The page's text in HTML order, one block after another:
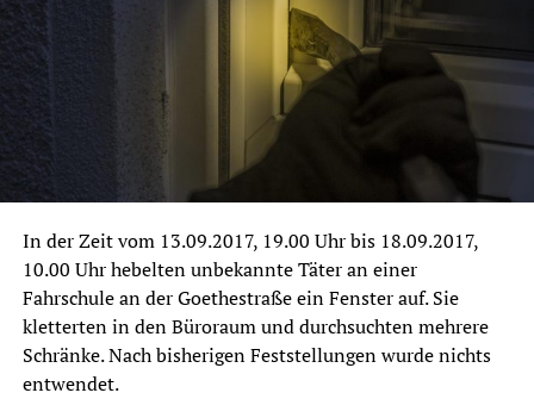
In der Zeit vom 13.09.2017, 19.00 Uhr bis 18.09.2017,
10.00 Uhr hebelten unbekannte Täter an einer
Fahrschule an der Goethestraße ein Fenster auf. Sie
kletterten in den Büroraum und durchsuchten mehrere
Schränke. Nach bisherigen Feststellungen wurde nichts
entwendet.